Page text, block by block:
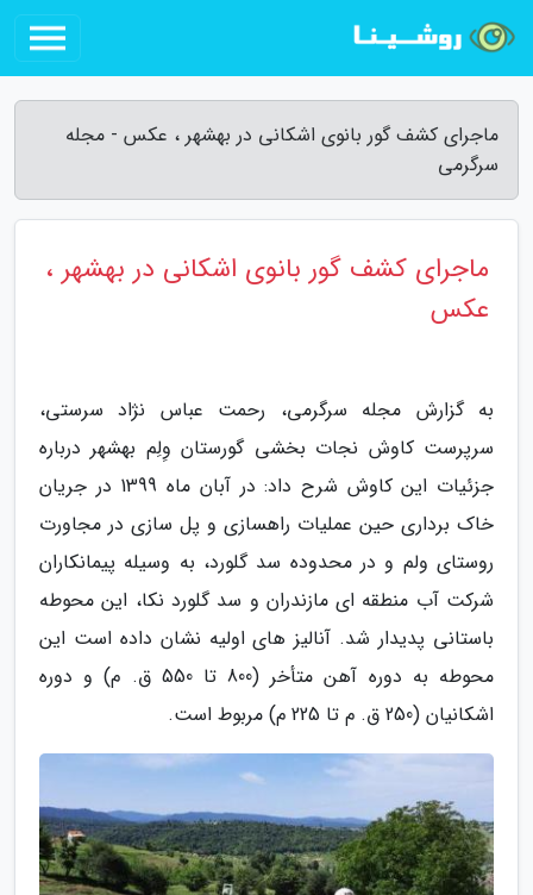
ماجرای کشف گور بانوی اشکانی در بهشهر ، عکس - مجله
سرگرمی
ماجرای کشف گور بانوی اشکانی در بهشهر ،
عکس
به گزارش مجله سرگرمی، رحمت عباس نژاد سرستی،
سرپرست کاوش نجات بخشی گورستان وِلِم بهشهر درباره
جزئیات این کاوش شرح داد: در آبان ماه 1399 در جریان
خاک برداری حین عملیات راهسازی و پل سازی در مجاورت
روستای ولم و در محدوده سد گلورد، به وسیله پیمانکاران
شرکت آب منطقه ای مازندران و سد گلورد نکا، این محوطه
باستانی پدیدار شد. آنالیز های اولیه نشان داده است این
محوطه به دوره آهن متأخر (800 تا 550 ق. م) و دوره
اشکانیان (250 ق. م تا 225 م) مربوط است.